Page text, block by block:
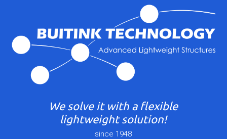
We solve it with a flexible
lightweight solution!
since 1948